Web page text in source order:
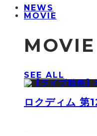
NEWS
MOVIE
MOVIE
SEE ALL
ロクディム 第